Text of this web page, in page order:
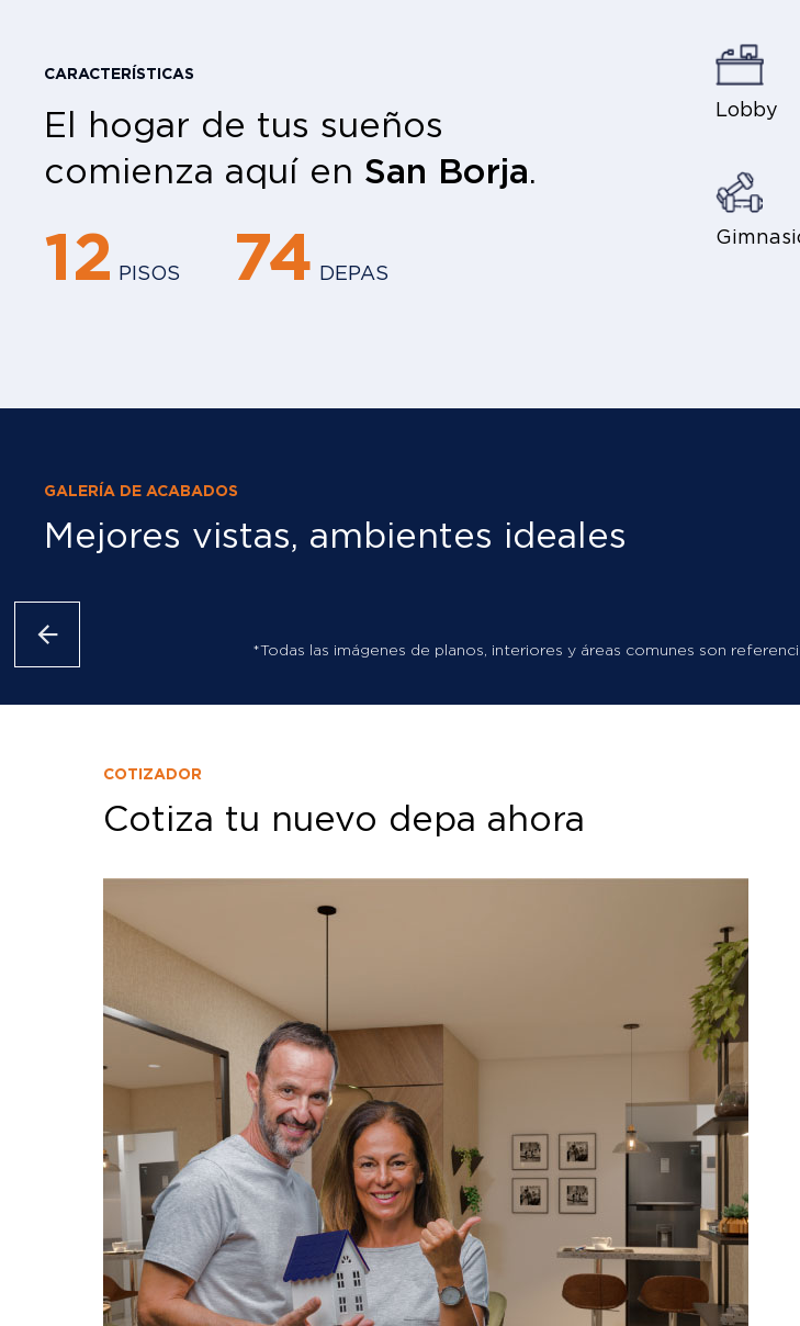
CARACTERÍSTICAS
El hogar de tus sueños
comienza aquí en San Borja.
12 PISOS 74 DEPAS
Lobby
GALERÍA DE ACABADOS
Mejores vistas, ambientes ideales
*Todas las imágenes de planos, interiores y áreas comunes son
COTIZADOR
Cotiza tu nuevo depa ahora